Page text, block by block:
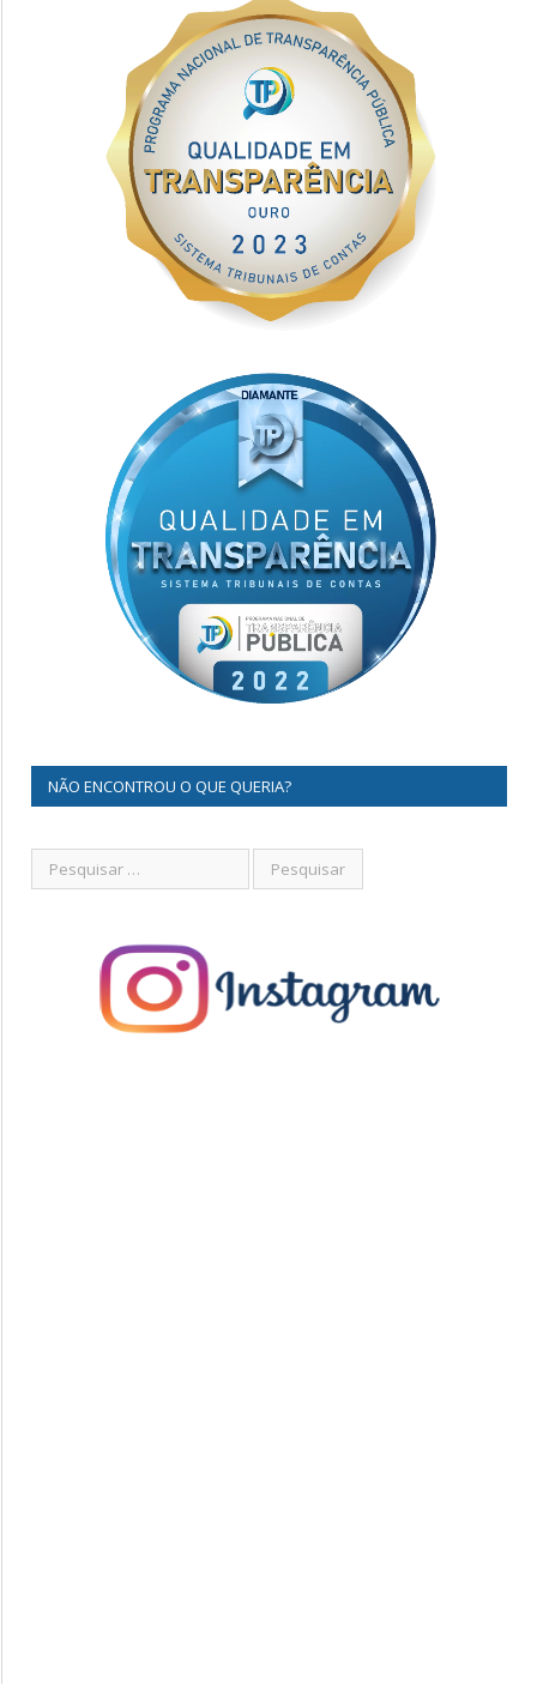
NÃO ENCONTROU O QUE QUERIA?